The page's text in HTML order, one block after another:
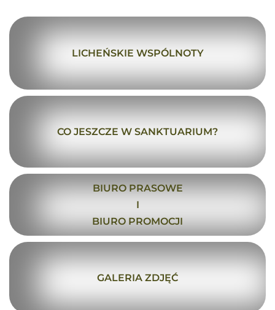
LICHEŃSKIE WSPÓLNOTY
CO JESZCZE W SANKTUARIUM?
BIURO PRASOWE
I
BIURO PROMOCJI
GALERIA ZDJĘĆ